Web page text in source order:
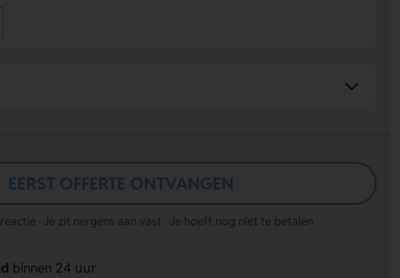
EERST OFFERTE ONTVANGEN
· Je zit nergens aan vast · Je hoeft nog niet te betalen
binnen 24 uur